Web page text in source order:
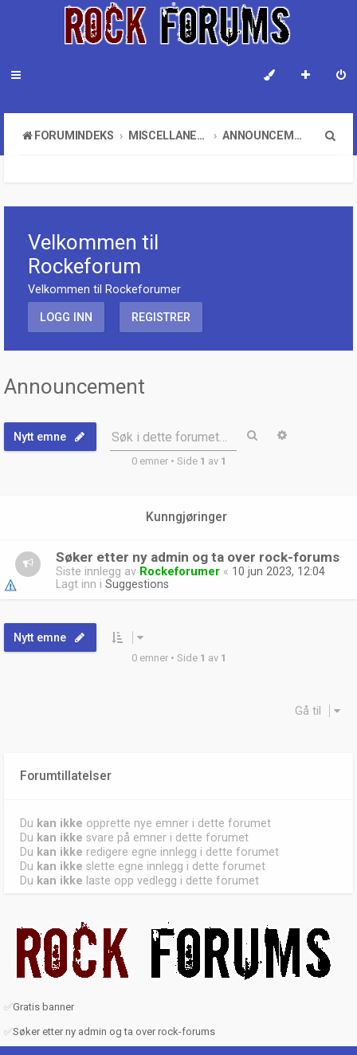
FORUMINDEKS MISCELLANEOUS ANNOUNCEMENT
Velkommen til
Rockeforum
Velkommen til Rockeforumer
LOGG INN REGISTRER
Announcement
Nytt emne Søk i dette forumet… Søk
0 emner • Side 1 av 1
Kunngjøringer
Søker etter ny admin og ta over rock-forums
Siste innlegg av Rockeforumer « 10 jun 2023, 12:04
Lagt inn i Suggestions
Nytt emne
0 emner • Side 1 av 1
Gå til
Forumtillatelser
Du kan ikke opprette nye emner i dette forumet
Du kan ikke svare på emner i dette forumet
Du kan ikke redigere egne innlegg i dette forumet
Du kan ikke slette egne innlegg i dette forumet
Du kan ikke laste opp vedlegg i dette forumet
✅Gratis banner
✅Søker etter ny admin og ta over rock-forums